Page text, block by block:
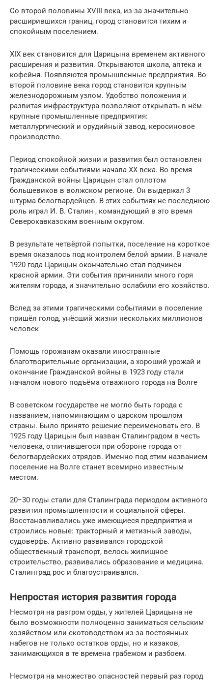
Со второй половины XVIII века, из-за значительно
расширившихся границ, город становится тихим и
спокойным поселением.
XIX век становится для Царицына временем активного
расширения и развития. Открываются школа, аптека и
кофейня. Появляются промышленные предприятия. Во
второй половине века город становится крупным
железнодорожным узлом. Удобство положения и
развитая инфраструктура позволяют открывать в нём
крупные промышленные предприятия:
металлургический и орудийный завод, керосиновое
производство.
Период спокойной жизни и развития был остановлен
трагическими событиями начала XX века. Во время
Гражданской войны Царицын стал оплотом
большевиков в волжском регионе. Он выдержал 3
штурма белогвардейцев. В этих событиях не последнюю
роль играл И. В. Сталин , командующий в это время
Северокавказским военным округом.
В результате четвёртой попытки, поселение на короткое
время оказалось под контролем белой армии. В начале
1920 года Царицын окончательно стал подчинен
красной армии. Эти события причинили много горя
жителям города, и значительно ослабили его хозяйство.
Вслед за этими трагическими событиями в поселение
пришёл голод, унёсший жизни нескольких миллионов
человек
Помощь горожанам оказали иностранные
благотворительные организации, а хороший урожай и
окончание Гражданской войны в 1923 году стали
началом нового подъёма отважного города на Волге
В советском государстве не могло быть города с
названием, напоминающим о царском прошлом
страны. Было принято решение переименовать его. В
1925 году Царицын был назван Сталинградом в честь
человека, отличившегося при обороне города от
белогвардейских отрядов. Именно под этим названием
поселение на Волге станет всемирно известным
местом.
20−30 годы стали для Сталинграда периодом активного
развития промышленности и социальной сферы.
Восстанавливались уже имеющиеся предприятия и
строились новые: тракторный и метизный заводы,
судоверфь. Активно развивался городской
общественный транспорт, велось жилищное
строительство, развивались образование и медицина.
Сталинград рос и благоустраивался.
Непростая история развития города
Несмотря на разгром орды, у жителей Царицына не
было возможности полноценно заниматься сельским
хозяйством или скотоводством из-за постоянных
набегов не только остатков орды, но и казаков,
занимающихся в те времена грабежом и разбоем.
Несмотря на множество опасностей первый раз город